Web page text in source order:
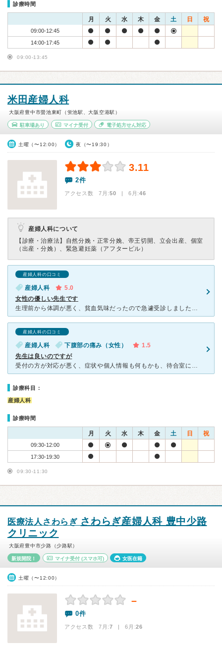
診療時間
月 火 水 木 金 土 日 祝
09:00-12:45
14:00-17:45
09:00-13:45
米田産婦人科
大阪府豊中市螢池東町（蛍池駅、大阪空港駅）
駐車場あり マイナ受付 電子処方せん対応
土曜（〜12:00） 夜（〜19:30）
3.11
2件
アクセス数 7月:50 | 6月:46
産婦人科について
【診療・治療法】 自然分娩・正常分娩、帝王切開、立会出産、個室
（出産・分娩）、緊急避妊薬（アフターピル）
産婦人科の口コミ
産婦人科
5.0
女性の優しい先生です
生理前から体調が悪く、貧血気味だったので急遽受診しました。 急な受診でしたが受付の方も快く受けてくださいました！ 院の中もとても綺麗です。 女性の優しい先生でしたので、普段からの痛みや今まで
産婦人科の口コミ
産婦人科 下腹部の痛み（女性）
1.5
先生は良いのですが
受付の方が対応が悪く、症状や個人情報も何もかも、待合室にいる全ての人に丸聞こえで話しておられます。 紹介状をもらい他院に行く時も、予約は自分でするのか、電話番号は、そもそも何というどこの病院なのかの
診療科目：
産婦人科
診療時間
月 火 水 木 金 土 日 祝
09:30-12:00
17:30-19:30
09:30-11:30
医療法人さわらぎ さわらぎ産婦人科 豊中少路
クリニック
大阪府豊中市少路（少路駅）
新規開院！ マイナ受付(スマホ可) 女医在籍
土曜（〜12:00）
－
0件
アクセス数 7月:7 | 6月:26